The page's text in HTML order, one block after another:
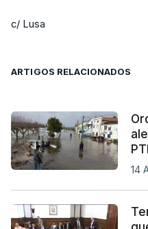
c/ Lusa
ARTIGOS RELACIONADOS
14